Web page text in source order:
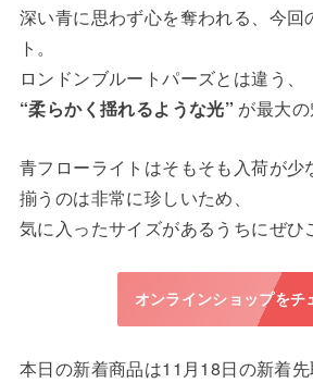
深い青に思わず心を奪われる、今回
ト。
ロンドンブルートパーズとは違う、
“柔らかく揺れるような光” が最大の
青フローライトはそもそも入荷が少
揃うのは非常に珍しいため、
気に入ったサイズがあるうちにぜひ
オンラインショップをチ
本日の新着商品は11月18日の新着